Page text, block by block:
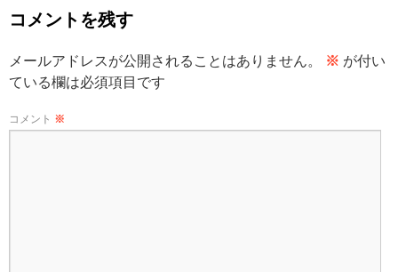
コメントを残す
メールアドレスが公開されることはありません。 ※ が付い
ている欄は必須項目です
コメント ※